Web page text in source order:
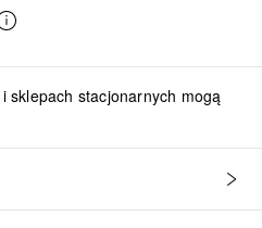
sklepach stacjonarnych mogą